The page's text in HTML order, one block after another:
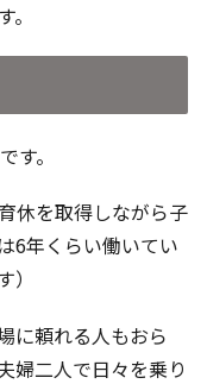
す。
休を取得しながら子
6年くらい働いてい
に頼れる人もおら
婦二人で日々を乗り